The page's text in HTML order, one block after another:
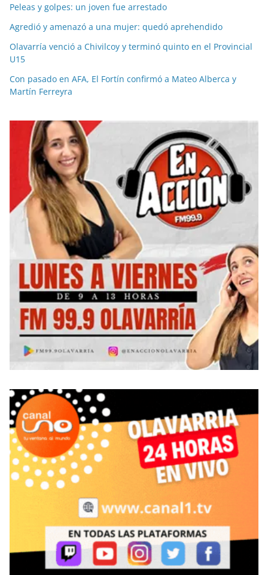
Peleas y golpes: un joven fue arrestado
Agredió y amenazó a una mujer: quedó aprehendido
Olavarría venció a Chivilcoy y terminó quinto en el Provincial
U15
Con pasado en AFA, El Fortín confirmó a Mateo Alberca y
Martín Ferreyra